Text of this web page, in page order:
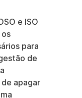
e ISO
para
de
apagar